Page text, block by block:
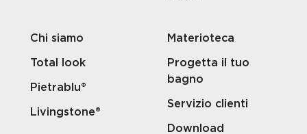
Chi siamo
Total look
Pietrablu®
Livingstone®
Materioteca
Progetta il tuo
bagno
Servizio clienti
Download